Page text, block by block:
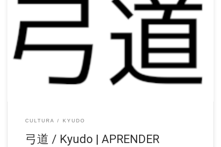
Esta é uma série que dá uma explicação breve dos significados
de algumas palavras e caracteres japoneses, os chamados Kanji.
Para além dos seus significados, far-se-á uma breve descrição
do seu uso no contexto do Kyudo. A maior parte dos caracteres
japoneses tem duas leituras, duas formas de ser dito. […]
CULTURA KYUDO
弓道 / Kyudo | APRENDER